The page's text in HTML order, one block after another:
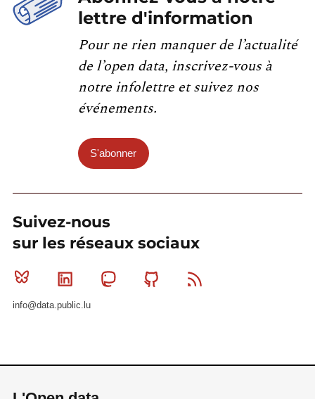
lettre d'information
Pour ne rien manquer de l’actualité
de l’open data, inscrivez-vous à
notre infolettre et suivez nos
événements.
S'abonner
Suivez-nous
sur les réseaux sociaux
Bluesky Linkedin MastodonGithub
info@data.public.lu